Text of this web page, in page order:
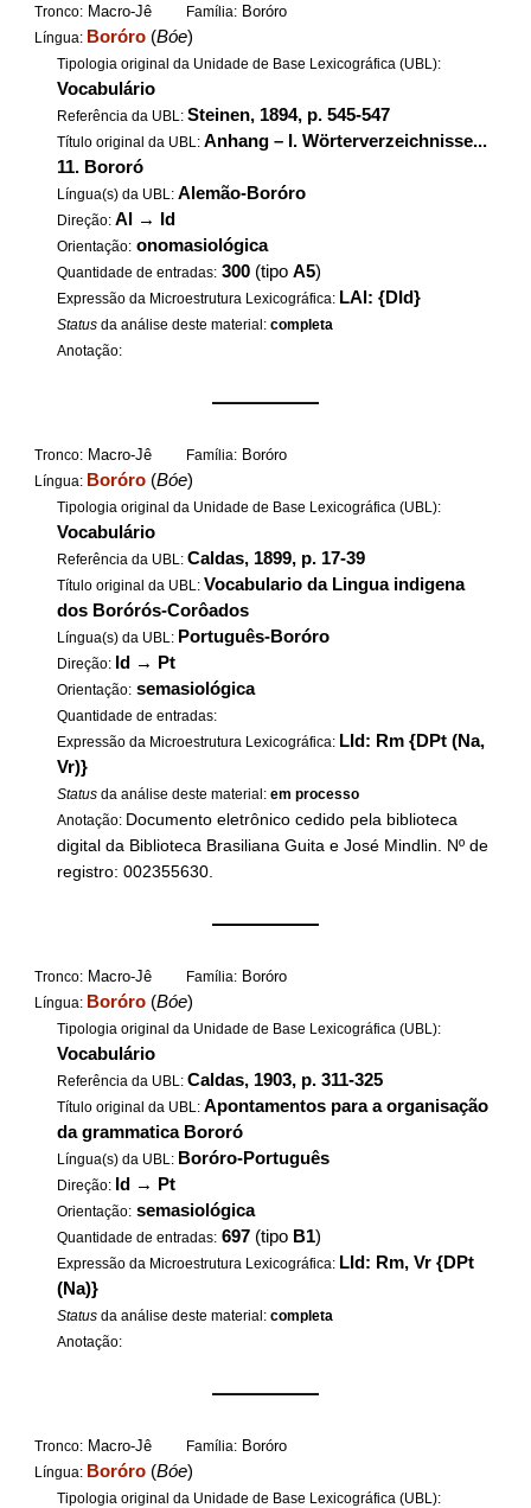
Tronco: Macro-Jê Família: Boróro
Língua: Boróro (Bóe)
Tipologia original da Unidade de Base Lexicográfica (UBL):
Vocabulário
Referência da UBL:Steinen, 1894, p. 545-547
Título original da UBL:Anhang – I. Wörterverzeichnisse...
11. Bororó
Língua(s) da UBL:Alemão-Boróro
Direção:Al → Id
Orientação: onomasiológica
Quantidade de entradas: 300 (tipoA5)
Expressão da Microestrutura Lexicográfica: LAl: {DId}
Status da análise deste material:completa
Anotação:
——————
Tronco: Macro-Jê Família: Boróro
Língua: Boróro (Bóe)
Tipologia original da Unidade de Base Lexicográfica (UBL):
Vocabulário
Referência da UBL:Caldas, 1899, p. 17-39
Título original da UBL: Vocabulario da Lingua indigena
dos Borórós-Corôados
Língua(s) da UBL: Português-Boróro
Direção: Id → Pt
Orientação: semasiológica
Quantidade de entradas:
Expressão da Microestrutura Lexicográfica: LId: Rm {DPt (Na,
Vr)}
Status da análise deste material:em processo
Anotação: Documento eletrônico cedido pela biblioteca
digital da Biblioteca Brasiliana Guita e José Mindlin. Nº de
registro: 002355630.
——————
Tronco: Macro-Jê Família: Boróro
Língua: Boróro (Bóe)
Tipologia original da Unidade de Base Lexicográfica (UBL):
Vocabulário
Referência da UBL:Caldas, 1903, p. 311-325
Título original da UBL:Apontamentos para a organisação
da grammatica Bororó
Língua(s) da UBL: Boróro-Português
Direção: Id → Pt
Orientação: semasiológica
Quantidade de entradas: 697 (tipo B1)
Expressão da Microestrutura Lexicográfica: LId: Rm, Vr {DPt
(Na)}
Status da análise deste material:completa
Anotação:
——————
Tronco: Macro-Jê Família: Boróro
Língua: Boróro (Bóe)
Tipologia original da Unidade de Base Lexicográfica (UBL):